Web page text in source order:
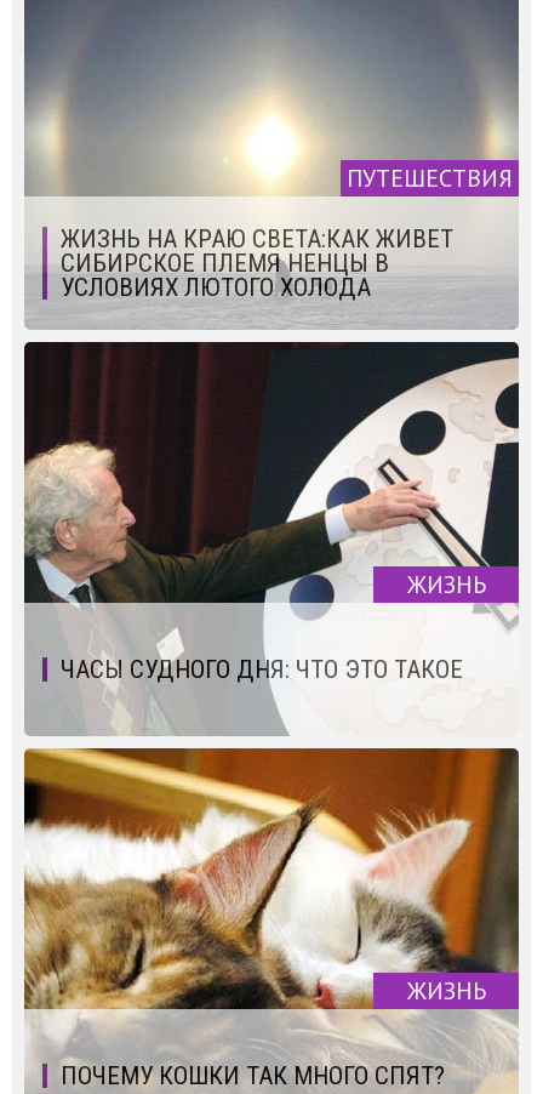
ПУТЕШЕСТВИЯ
ЖИЗНЬ НА КРАЮ СВЕТА:КАК ЖИВЕТ
СИБИРСКОЕ ПЛЕМЯ НЕНЦЫ В
УСЛОВИЯХ ЛЮТОГО ХОЛОДА
ЖИЗНЬ
ЧАСЫ СУДНОГО ДНЯ: ЧТО ЭТО ТАКОЕ
ЖИЗНЬ
ПОЧЕМУ КОШКИ ТАК МНОГО СПЯТ?